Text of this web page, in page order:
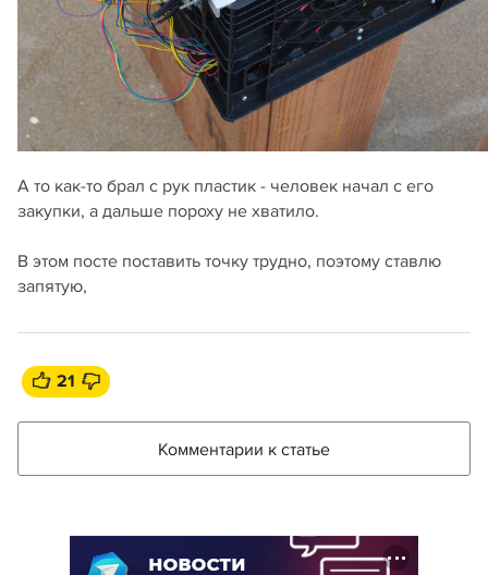
А то как-то брал с рук пластик - человек начал с его
закупки, а дальше пороху не хватило.
В этом посте поставить точку трудно, поэтому ставлю
запятую,
21
Комментарии к статье